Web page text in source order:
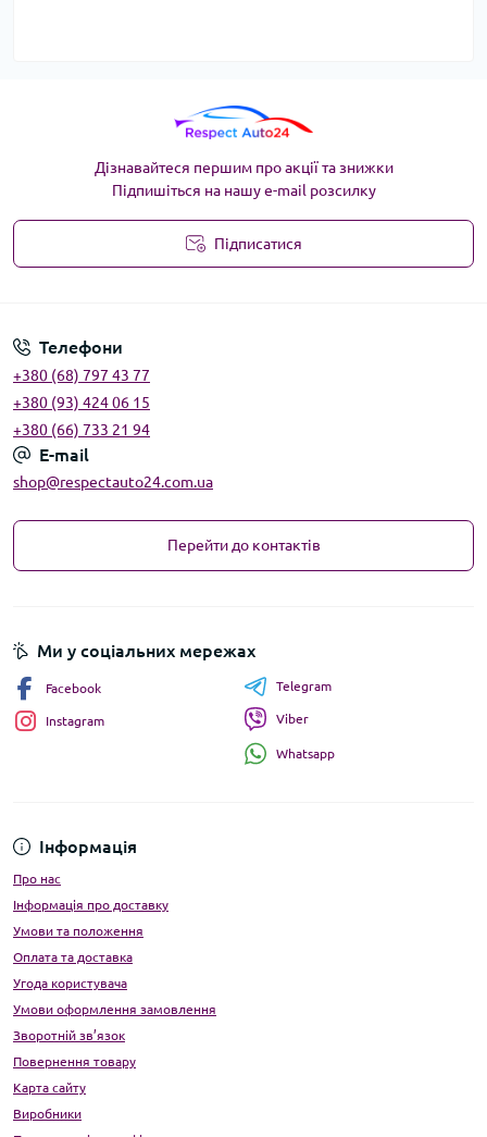
Дізнавайтеся першим про акції та знижки
Підпишіться на нашу e-mail розсилку
Підписатися
Телефони
+380 (68) 797 43 77
+380 (93) 424 06 15
+380 (66) 733 21 94
E-mail
shop@respectauto24.com.ua
Перейти до контактів
Інформація
Про нас
Інформація про доставку
Умови та положення
Оплата та доставка
Угода користувача
Умови оформлення замовлення
Зворотній зв’язок
Повернення товару
Карта сайту
Виробники
Ми у соціальних мережах
Facebook
Instagram
Telegram
Viber
Whatsapp